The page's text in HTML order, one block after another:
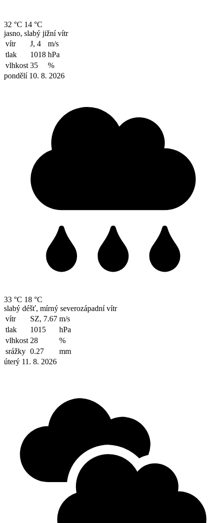
32 °C 14 °C
jasno, slabý jižní vítr
vítr
J, 4
m/s
tlak
1018 hPa
vlhkost 35
%
pondělí 10. 8. 2026
33 °C 18 °C
slabý déšť, mírný severozápadní vítr
vítr
SZ, 7.67 m/s
tlak
1015
hPa
vlhkost 28
%
srážky 0.27
mm
úterý 11. 8. 2026